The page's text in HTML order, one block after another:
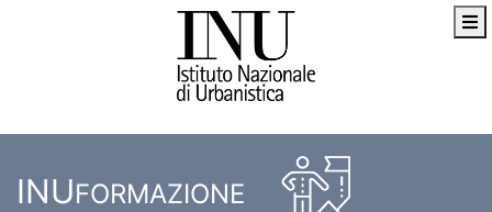
INUFORMAZIONE